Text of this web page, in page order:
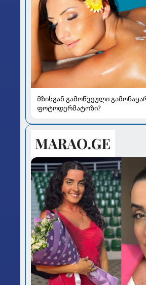
მზისგან გამოწვეული
ფოტოდერმატოზი?